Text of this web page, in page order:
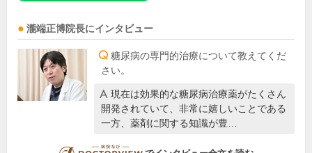
瀧端正博院長にインタビュー
糖尿病の専門的治療について教えてくだ
さい。
現在は効果的な糖尿病治療薬がたくさん
開発されていて、非常に嬉しいことである
一方、薬剤に関する知識が豊…